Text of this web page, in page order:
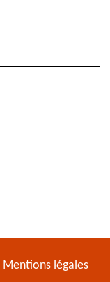
Mentions légales